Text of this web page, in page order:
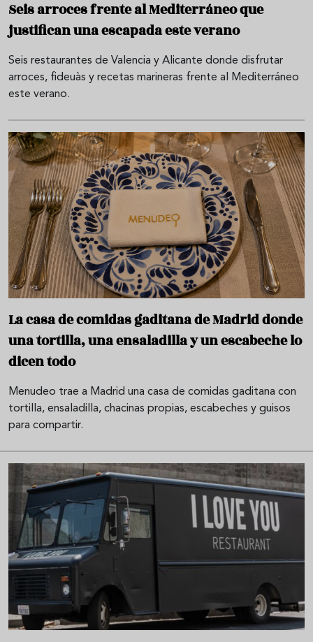
Seis arroces frente al Mediterráneo que
justifican una escapada este verano
Seis restaurantes de Valencia y Alicante donde disfrutar
arroces, fideuàs y recetas marineras frente al Mediterráneo
este verano.
La casa de comidas gaditana de Madrid donde
una tortilla, una ensaladilla y un escabeche lo
dicen todo
Menudeo trae a Madrid una casa de comidas gaditana con
tortilla, ensaladilla, chacinas propias, escabeches y guisos
para compartir.